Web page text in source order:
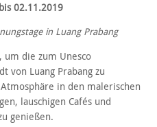
02.11.2019
in Luang Prabang
um die zum Unesco
von Luang Prabang zu
in den malerischen
lauschigen Cafés und
genießen.